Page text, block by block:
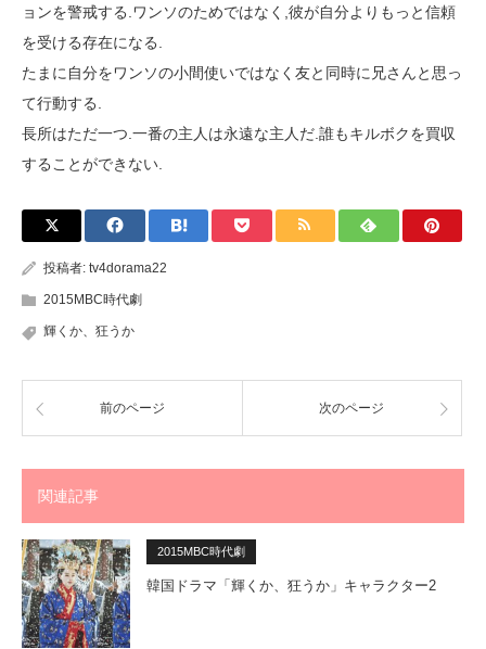
ョンを警戒する.ワンソのためではなく,彼が自分よりもっと信頼
を受ける存在になる.
たまに自分をワンソの小間使いではなく友と同時に兄さんと思っ
て行動する.
長所はただ一つ.一番の主人は永遠な主人だ.誰もキルボクを買収
することができない.
投稿者: tv4dorama22
2015MBC時代劇
輝くか、狂うか
前のページ 次のページ
関連記事
2015MBC時代劇
韓国ドラマ「輝くか、狂うか」キャラクター2